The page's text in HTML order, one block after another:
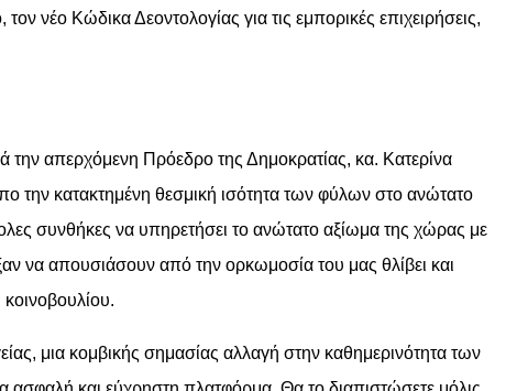
νέο Κώδικα Δεοντολογίας για τις εμπορικές επιχειρήσεις,
απερχόμενη Πρόεδρο της Δημοκρατίας, κα. Κατερίνα
την κατακτημένη θεσμική ισότητα των φύλων στο ανώτατο
συνθήκες να υπηρετήσει το ανώτατο αξίωμα της χώρας με
να απουσιάσουν από την ορκωμοσία του μας θλίβει και
μια κομβικής σημασίας αλλαγή στην καθημερινότητα των